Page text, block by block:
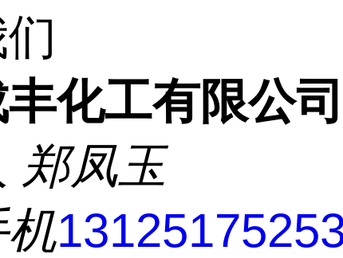
化工有限公司
郑凤玉